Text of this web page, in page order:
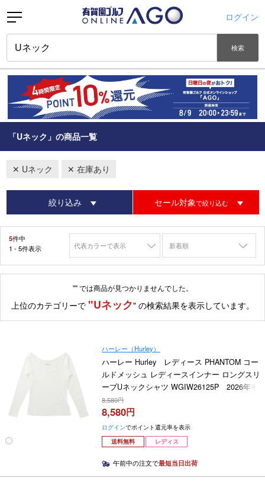
ログイン
検索
「Uネック」の商品一覧
✕ Uネック ✕ 在庫あり
絞り込み セール対象で絞り込む
5件中
1 - 5件表示
新着順
""では商品が見つかりませんでした。
上位のカテゴリーで "Uネック" の検索結果を表示しています。
ハーレー（Hurley）
ハーレー Hurley レディース PHANTOM コー
ルドメッシュ レディースインナー ロングスリ
ーブUネックシャツ WGIW26125P 2026年モ
デル
8,580
8,580
ログインでポイント還元率を表示
送料無料
レディス
午前中の注文で最短当日出荷